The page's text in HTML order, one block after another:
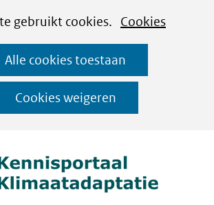
gebruikt cookies. Cookies
Alle cookies toestaan
Cookies weigeren
Ga
naar
de
inhoud